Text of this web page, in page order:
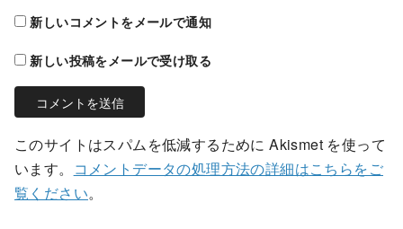
新しいコメントをメールで通知
新しい投稿をメールで受け取る
このサイトはスパムを低減するために Akismet を使って
います。
コメントデータの処理方法の詳細はこちらをご
覧ください。